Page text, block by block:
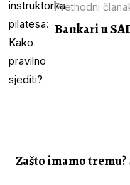
Prethodni
Bankari u
Zašto imamo